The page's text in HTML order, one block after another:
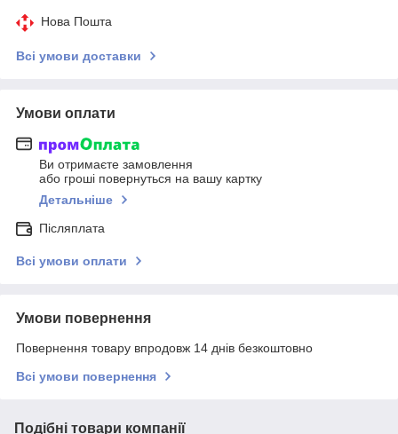
Нова Пошта
Всі умови доставки
Умови оплати
Ви отримаєте замовлення
або гроші повернуться на вашу картку
Детальніше
Післяплата
Всі умови оплати
Умови повернення
Повернення товару впродовж 14 днів безкоштовно
Всі умови повернення
Подібні товари компанії